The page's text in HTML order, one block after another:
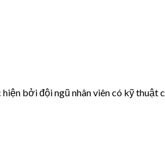
bởi đội ngũ nhân viên có kỹ thuật